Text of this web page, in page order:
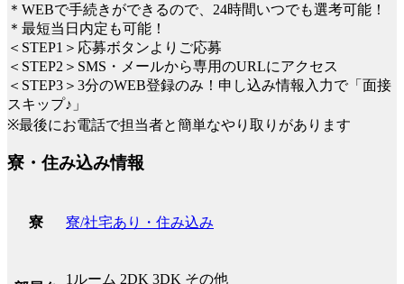
＊WEBで手続きができるので、24時間いつでも選考可能！
＊最短当日内定も可能！
＜STEP1＞応募ボタンよりご応募
＜STEP2＞SMS・メールから専用のURLにアクセス
＜STEP3＞3分のWEB登録のみ！申し込み情報入力で「面接
スキップ♪」
※最後にお電話で担当者と簡単なやり取りがあります
寮・住み込み情報
寮 寮/社宅あり・住み込み
1ルーム 2DK 3DK その他